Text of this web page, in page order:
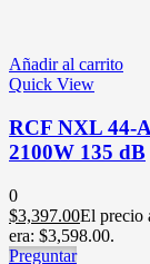
Añadir al carrito
Quick View
RCF NXL 44-
2100W 135 dB
0
$3,397.00El precio
era: $3,598.00.
Preguntar